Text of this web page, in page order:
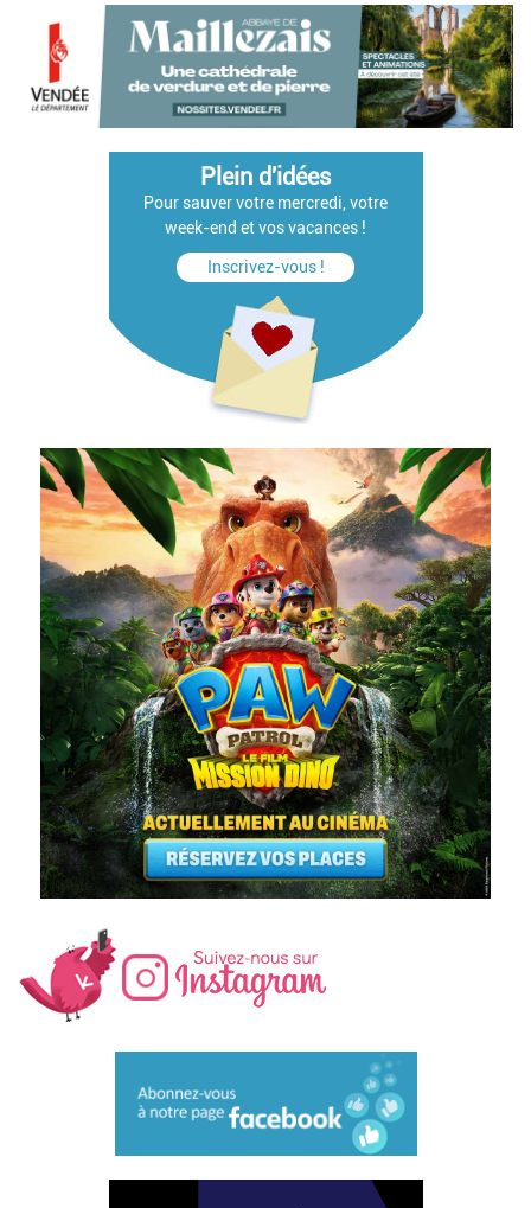
Plein d'idées
Pour sauver votre mercredi, votre
week-end et vos vacances !
Inscrivez-vous !